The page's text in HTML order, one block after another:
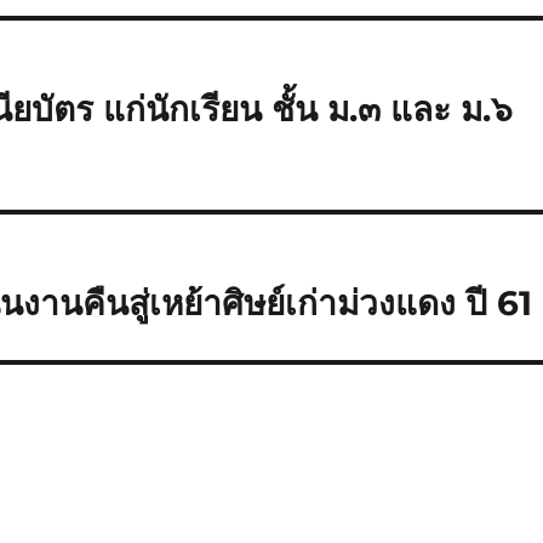
บัตร แก่นักเรียน ชั้น ม.๓ และ ม.๖
านคืนสู่เหย้าศิษย์เก่าม่วงแดง ปี 61